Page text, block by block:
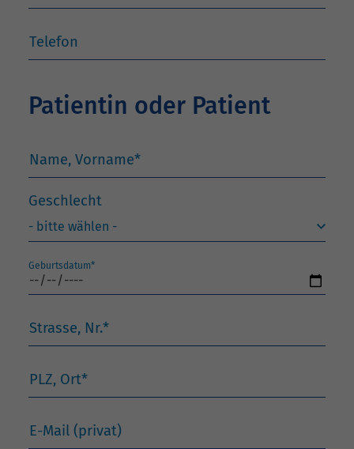
Telefon
Patientin oder Patient
Name, Vorname*
Geschlecht
Geburtsdatum*
Strasse, Nr.*
PLZ, Ort*
E-Mail (privat)